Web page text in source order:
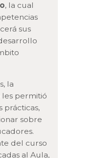
, la cual
sus
la
les permitió
prácticas,
sobre
del curso
al Aula,